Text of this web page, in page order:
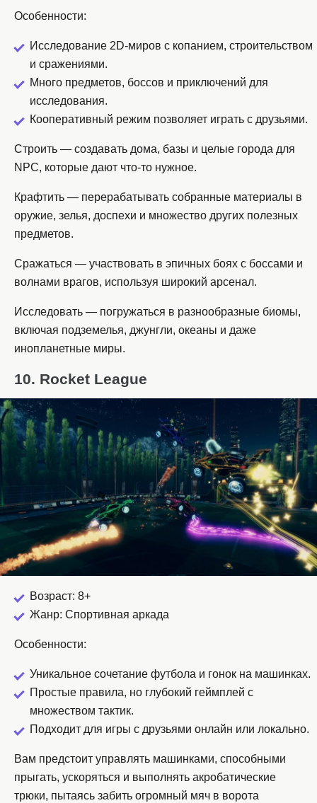
Особенности:
Исследование 2D-миров с копанием, строительством
и сражениями.
Много предметов, боссов и приключений для
исследования.
Кооперативный режим позволяет играть с друзьями.
Строить — создавать дома, базы и целые города для
NPC, которые дают что-то нужное.
Крафтить — перерабатывать собранные материалы в
оружие, зелья, доспехи и множество других полезных
предметов.
Сражаться — участвовать в эпичных боях с боссами и
волнами врагов, используя широкий арсенал.
Исследовать — погружаться в разнообразные биомы,
включая подземелья, джунгли, океаны и даже
инопланетные миры.
10. Rocket League
Возраст: 8+
Жанр: Спортивная аркада
Особенности:
Уникальное сочетание футбола и гонок на машинках.
Простые правила, но глубокий геймплей с
множеством тактик.
Подходит для игры с друзьями онлайн или локально.
Вам предстоит управлять машинками, способными
прыгать, ускоряться и выполнять акробатические
трюки, пытаясь забить огромный мяч в ворота